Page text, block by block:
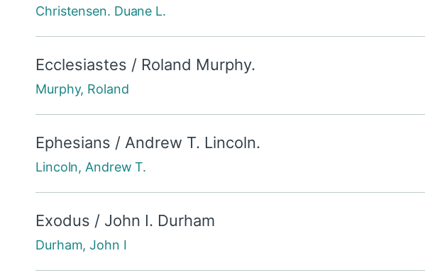
Christensen. Duane L.
Ecclesiastes / Roland Murphy.
Murphy, Roland
Ephesians / Andrew T. Lincoln.
Lincoln, Andrew T.
Exodus / John I. Durham
Durham, John I